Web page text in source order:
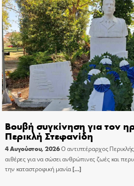
Βουβή συγκίνηση για τον
Περικλή Στεφανίδη
4 Αυγούστου, 2026Ο αντιπτέραρχος
αιθέρες για να σώσει ανθρώπινες ζωές και
την καταστροφική μανία[…]